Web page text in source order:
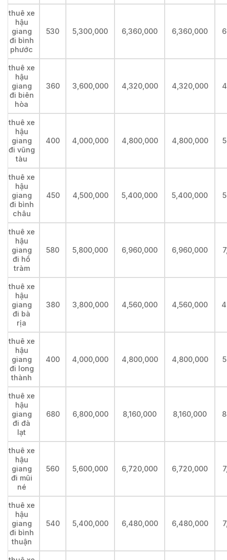
thuê xe
hậu
giang
đi bình
phước
530 5,300,000 6,360,000 6,360,000
thuê xe
hậu
giang
đi biên
hòa
360 3,600,000 4,320,000 4,320,000
thuê xe
hậu
giang
đi vũng
tàu
400 4,000,000 4,800,000 4,800,000
thuê xe
hậu
giang
đi bình
châu
450 4,500,000 5,400,000 5,400,000
thuê xe
hậu
giang
đi hồ
tràm
580 5,800,000 6,960,000 6,960,000
thuê xe
hậu
giang
đi bà
rịa
380 3,800,000 4,560,000 4,560,000
thuê xe
hậu
giang
đi long
thành
400 4,000,000 4,800,000 4,800,000
thuê xe
hậu
giang
đi đà
lạt
680 6,800,000 8,160,000 8,160,000
thuê xe
hậu
giang
đi mũi
né
560 5,600,000 6,720,000 6,720,000
thuê xe
hậu
giang
đi bình
thuận
540 5,400,000 6,480,000 6,480,000